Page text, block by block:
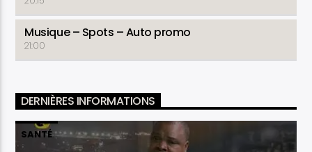
Musique – Spots – Auto promo
21:00
DERNIÈRES INFORMATIONS
SANTÉ